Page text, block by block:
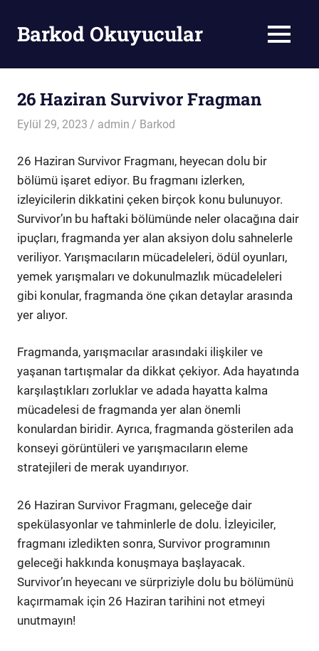
contentBarkod Okuyucular MENU
26 Haziran Survivor Fragman
Eylül 29, 2023 admin Barkod
26 Haziran Survivor Fragmanı, heyecan dolu bir
bölümü işaret ediyor. Bu fragmanı izlerken,
izleyicilerin dikkatini çeken birçok konu bulunuyor.
Survivor’ın bu haftaki bölümünde neler olacağına dair
ipuçları, fragmanda yer alan aksiyon dolu sahnelerle
veriliyor. Yarışmacıların mücadeleleri, ödül oyunları,
yemek yarışmaları ve dokunulmazlık mücadeleleri
gibi konular, fragmanda öne çıkan detaylar arasında
yer alıyor.
Fragmanda, yarışmacılar arasındaki ilişkiler ve
yaşanan tartışmalar da dikkat çekiyor. Ada hayatında
karşılaştıkları zorluklar ve adada hayatta kalma
mücadelesi de fragmanda yer alan önemli
konulardan biridir. Ayrıca, fragmanda gösterilen ada
konseyi görüntüleri ve yarışmacıların eleme
stratejileri de merak uyandırıyor.
26 Haziran Survivor Fragmanı, geleceğe dair
spekülasyonlar ve tahminlerle de dolu. İzleyiciler,
fragmanı izledikten sonra, Survivor programının
geleceği hakkında konuşmaya başlayacak.
Survivor’ın heyecanı ve sürpriziyle dolu bu bölümünü
kaçırmamak için 26 Haziran tarihini not etmeyi
unutmayın!